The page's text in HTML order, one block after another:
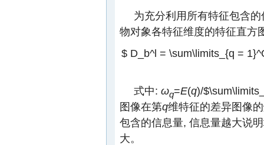
为充分利用所有特征包含
物对象各特征维度的特征直方
$ D_b^l = \sum\limits_{q =
式中: ωq=E(q)/
图像在第q维特征的差异图像
包含的信息量, 信息量越大说
大。